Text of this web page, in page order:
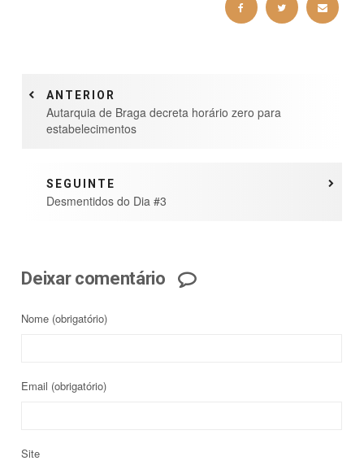
ANTERIOR
Autarquia de Braga decreta horário zero para
estabelecimentos
SEGUINTE
Desmentidos do Dia #3
Deixar comentário
Nome (obrigatório)
Email (obrigatório)
Site